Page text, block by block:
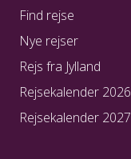
Find rejse
Nye rejser
Rejs fra Jylland
Rejsekalender 2026
Rejsekalender 2027